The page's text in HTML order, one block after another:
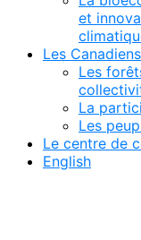
et
Les
Les
La
Les
Le centre de
English